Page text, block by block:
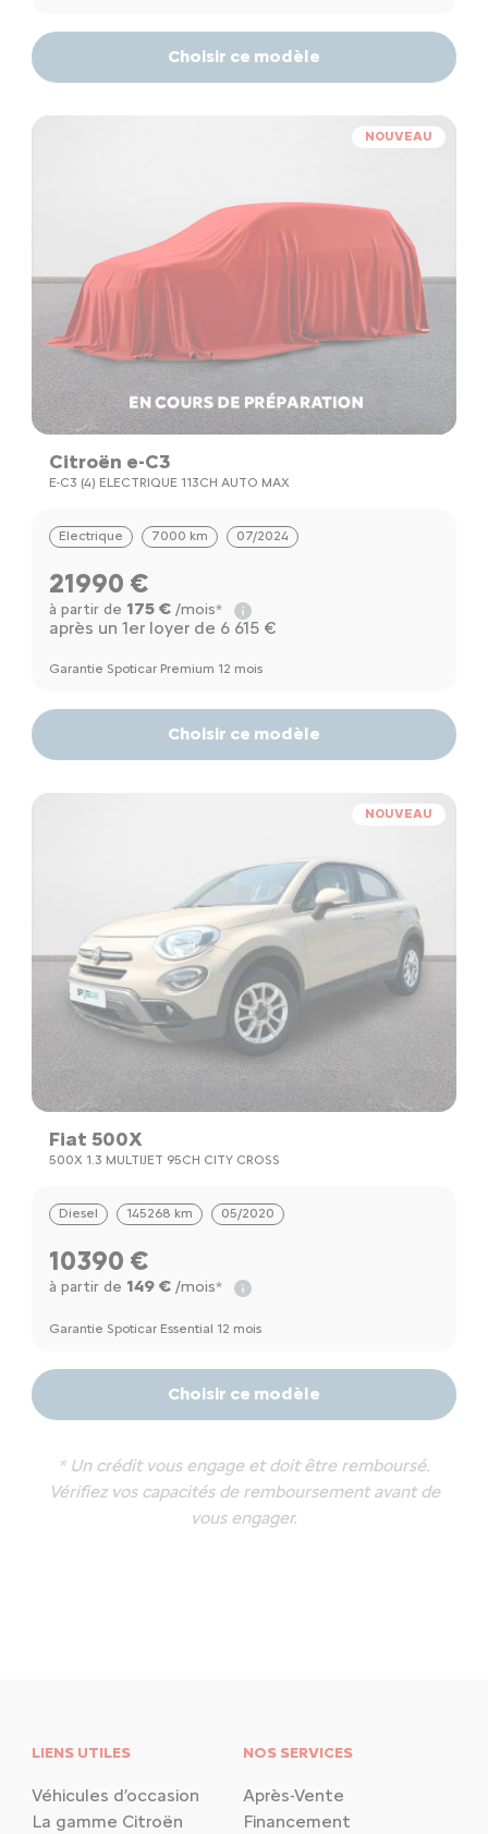
Choisir ce modèle
NOUVEAU
Citroën e-C3
E-C3 (4) ELECTRIQUE 113CH AUTO MAX
Electrique 7000 km 07/2024
21990 €
à partir de 175 €/mois*
après un 1er loyer de 6 615 €
Garantie Spoticar Premium 12 mois
Choisir ce modèle
NOUVEAU
Fiat 500X
500X 1.3 MULTIJET 95CH CITY CROSS
Diesel 145268 km 05/2020
10390 €
à partir de 149 €/mois*
Garantie Spoticar Essential 12 mois
Choisir ce modèle
* Un crédit vous engage et doit être remboursé.
Vérifiez vos capacités de remboursement avant de
vous engager.
LIENS UTILES
Véhicules d’occasion
La gamme Citroën
NOS SERVICES
Après-Vente
Financement